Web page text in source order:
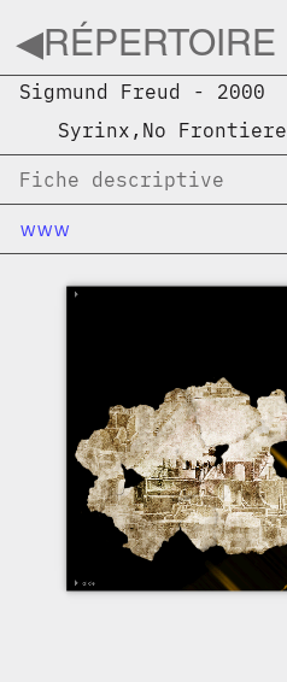
◀︎RÉPERTOIRE
Sigmund Freud - 2000
Syrinx , No Frontiere
Fiche descriptive
www